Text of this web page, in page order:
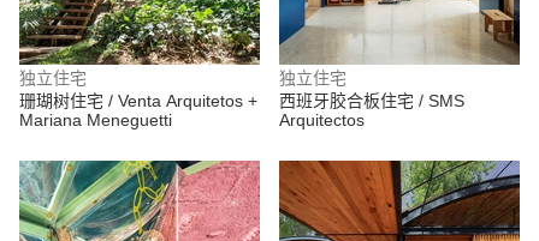
独立住宅
珊瑚树住宅 / Venta Arquitetos +
Mariana Meneguetti
独立住宅
西班牙胶合板住宅 / SMS
Arquitectos